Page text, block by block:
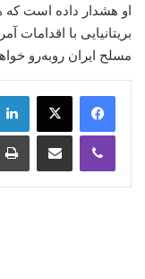
او هشدار داده است
بریتانیایی با اقدامات
مسلح ایران روبه‌رو
Viber
Share via Email